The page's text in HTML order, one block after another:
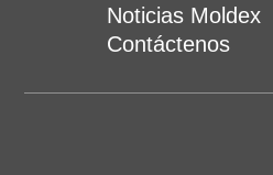
Noticias Moldex
Contáctenos